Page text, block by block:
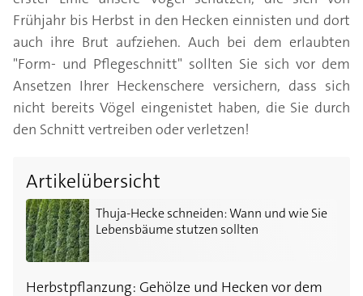
Frühjahr bis Herbst in den Hecken einnisten und dort
auch ihre Brut aufziehen. Auch bei dem erlaubten
"Form- und Pflegeschnitt" sollten Sie sich vor dem
Ansetzen Ihrer Heckenschere versichern, dass sich
nicht bereits Vögel eingenistet haben, die Sie durch
den Schnitt vertreiben oder verletzen!
Artikelübersicht
Thuja-Hecke schneiden: Wann und wie Sie
Lebensbäume stutzen sollten
Thuja-Hecke schneiden: Wann und wie Sie
Herbstpflanzung: Gehölze und Hecken vor dem